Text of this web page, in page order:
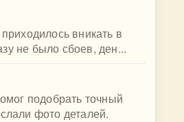
вникать в
не было сбоев, ден...
подобрать точный
фото деталей.